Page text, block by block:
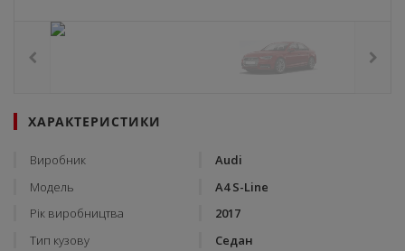
ХАРАКТЕРИСТИКИ
Виробник
Audi
Модель
A4 S-Line
Рік виробництва
2017
Тип кузову
Седан